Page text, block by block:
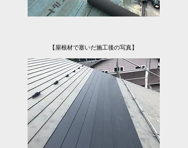
【屋根材で塞いだ施工後の写真】